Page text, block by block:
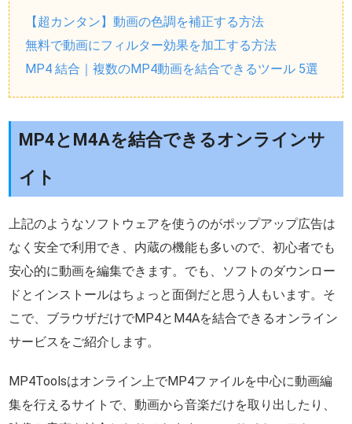
【超カンタン】動画の色調を補正する方法
無料で動画にフィルター効果を加工する方法
MP4 結合｜複数のMP4動画を結合できるツール 5選
MP4とM4Aを結合できるオンラインサ
イト
上記のようなソフトウェアを使うのがポップアップ広告は
なく安全で利用でき、内蔵の機能も多いので、初心者でも
安心的に動画を編集できます。でも、ソフトのダウンロー
ドとインストールはちょっと面倒だと思う人もいます。そ
こで、ブラウザだけでMP4とM4Aを結合できるオンライン
サービスをご紹介します。
MP4Toolsはオンライン上でMP4ファイルを中心に動画編
集を行えるサイトで、動画から音楽だけを取り出したり、